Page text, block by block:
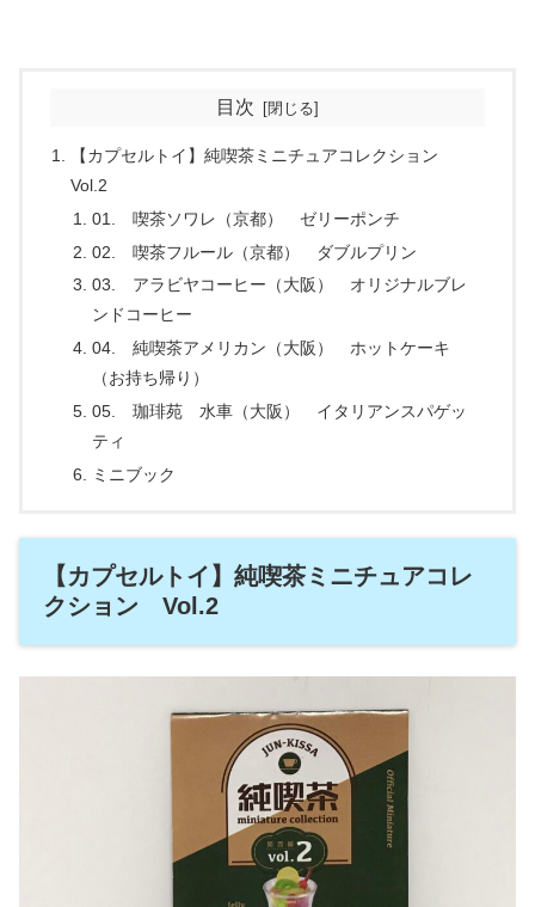
目次
【カプセルトイ】純喫茶ミニチュアコレクション
Vol.2
01. 喫茶ソワレ（京都） ゼリーポンチ
02. 喫茶フルール（京都） ダブルプリン
03. アラビヤコーヒー（大阪） オリジナルブレ
ンドコーヒー
04. 純喫茶アメリカン（大阪） ホットケーキ
（お持ち帰り）
05. 珈琲苑 水車（大阪） イタリアンスパゲッ
ティ
ミニブック
【カプセルトイ】純喫茶ミニチュアコレ
クション Vol.2